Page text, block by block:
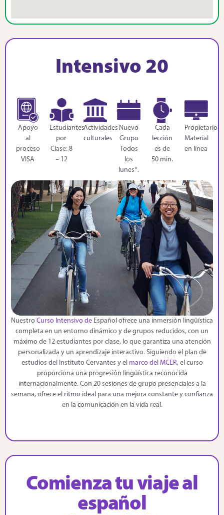
Intensivo 20
Apoyo
al
proceso
VISA
Estudiantes
por
Clase: 8
– 12
Actividades
culturales
Nuevo
Grupo
Todos
los
lunes*.
Cada
lección
es de
50 min.
Propietario
Material
en línea
Nuestro Curso Intensivo de Español ofrece una inmersión lingüística
completa en un entorno dinámico y de grupos reducidos, con un
máximo de 12 estudiantes por clase, lo que garantiza una atención
personalizada y un aprendizaje interactivo. Siguiendo el plan de
estudios del Instituto Cervantes y el marco del MCER, el curso
proporciona una progresión lingüística reconocida
internacionalmente. Con 20 sesiones de grupo presenciales a la
semana, ofrece el ritmo ideal para una mejora constante y confianza
en la comunicación en la vida real.
Comienza tu viaje al
español